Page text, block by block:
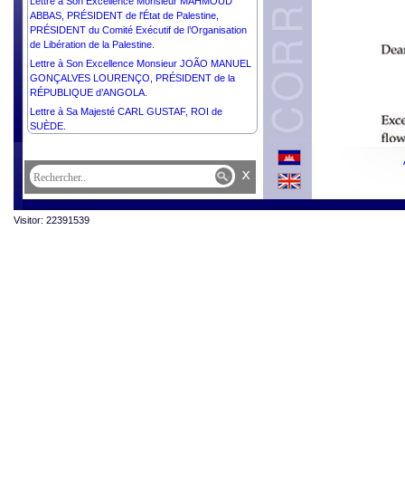
ABBAS, PRÉSIDENT de l'État de Palestine,
PRÉSIDENT du Comité Exécutif de l’Organisation
de Libération de la Palestine.
Lettre à Son Excellence Monsieur JOÃO MANUEL
GONÇALVES LOURENÇO, PRÉSIDENT de la
RÉPUBLIQUE d’ANGOLA.
Lettre à Sa Majesté CARL GUSTAF, ROI de
SUÈDE.
x
Visitor: 22391539